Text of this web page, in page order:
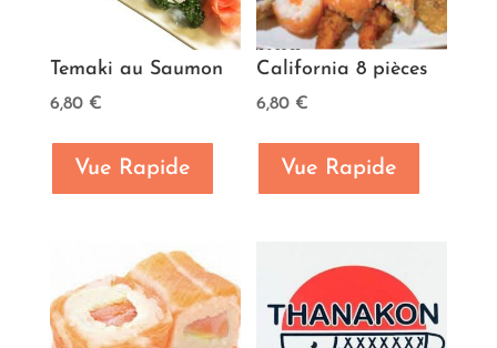
Temaki au Saumon
6,80 €
Vue Rapide
California 8 pièces
6,80 €
Vue Rapide